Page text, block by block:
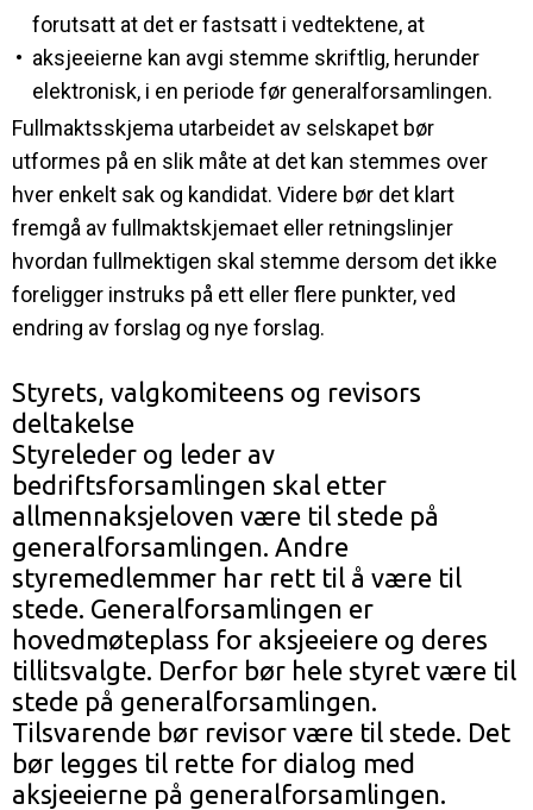
•
forutsatt at det er fastsatt i vedtektene, at
aksjeeierne kan avgi stemme skriftlig, herunder
elektronisk, i en periode før generalforsamlingen.
Fullmaktsskjema utarbeidet av selskapet bør
utformes på en slik måte at det kan stemmes over
hver enkelt sak og kandidat. Videre bør det klart
fremgå av fullmaktskjemaet eller retningslinjer
hvordan fullmektigen skal stemme dersom det ikke
foreligger instruks på ett eller flere punkter, ved
endring av forslag og nye forslag.
Styrets, valgkomiteens og revisors
deltakelse
Styreleder og leder av
bedriftsforsamlingen skal etter
allmennaksjeloven være til stede på
generalforsamlingen. Andre
styremedlemmer har rett til å være til
stede. Generalforsamlingen er
hovedmøteplass for aksjeeiere og deres
tillitsvalgte. Derfor bør hele styret være til
stede på generalforsamlingen.
Tilsvarende bør revisor være til stede. Det
bør legges til rette for dialog med
aksjeeierne på generalforsamlingen.